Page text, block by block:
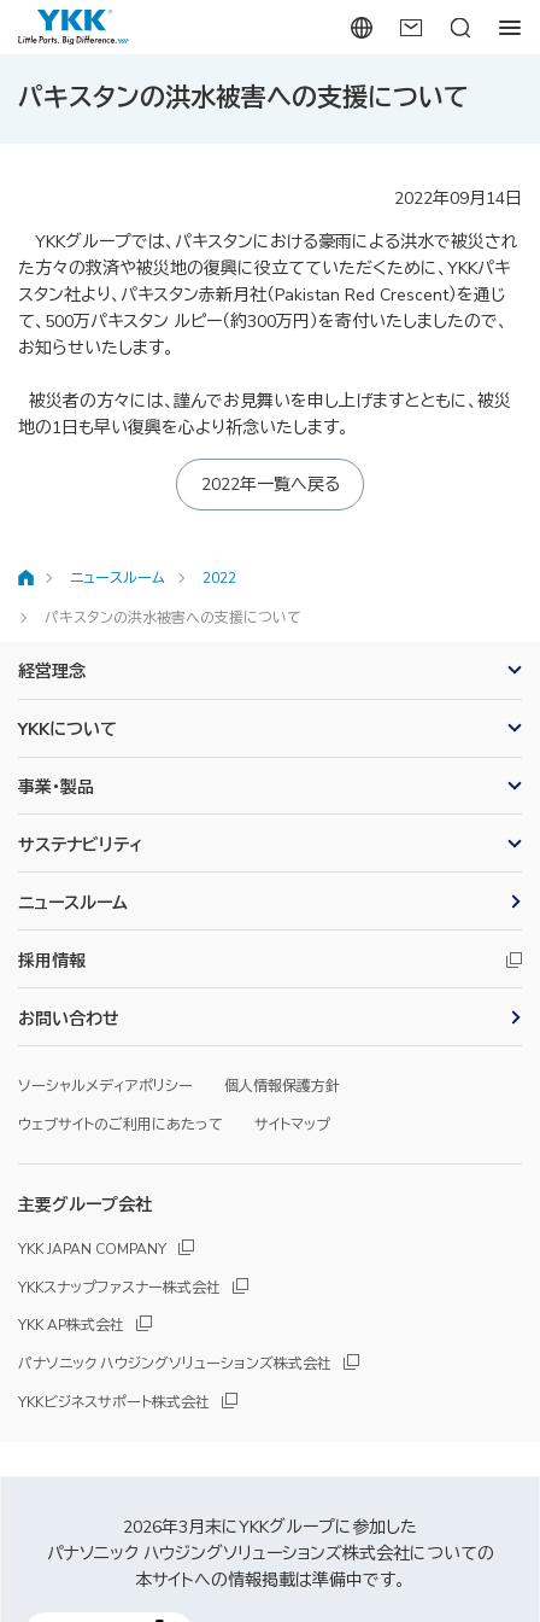
パキスタンの洪水被害への支援について
2022年09月14日
YKKグループでは、パキスタンにおける豪雨による洪水で被災され
た方々の救済や被災地の復興に役立てていただくために、YKKパキ
スタン社より、パキスタン赤新月社（Pakistan Red Crescent）を通じ
て、500万パキスタン ルピー（約300万円）を寄付いたしましたので、
お知らせいたします。
被災者の方々には、謹んでお見舞いを申し上げますとともに、被災
地の1日も早い復興を心より祈念いたします。
2022年一覧へ戻る
ホームニュースルーム 2022
パキスタンの洪水被害への支援について
経営理念
YKKについて
事業・製品
サステナビリティ
ニュースルーム
採用情報
お問い合わせ
ソーシャルメディアポリシー
個人情報保護方針
ウェブサイトのご利用にあたって
サイトマップ
主要グループ会社
YKK JAPAN COMPANY
YKKスナップファスナー株式会社
YKK AP株式会社
パナソニック ハウジングソリューションズ株式会社
YKKビジネスサポート株式会社
2026年3月末にYKKグループに参加した
パナソニック ハウジングソリューションズ株式会社についての
本サイトへの情報掲載は準備中です。